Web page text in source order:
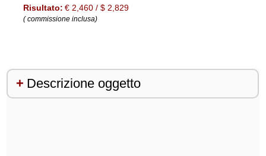
Risultato: € 2,460 / $ 2,829
( commissione inclusa)
Descrizione oggetto